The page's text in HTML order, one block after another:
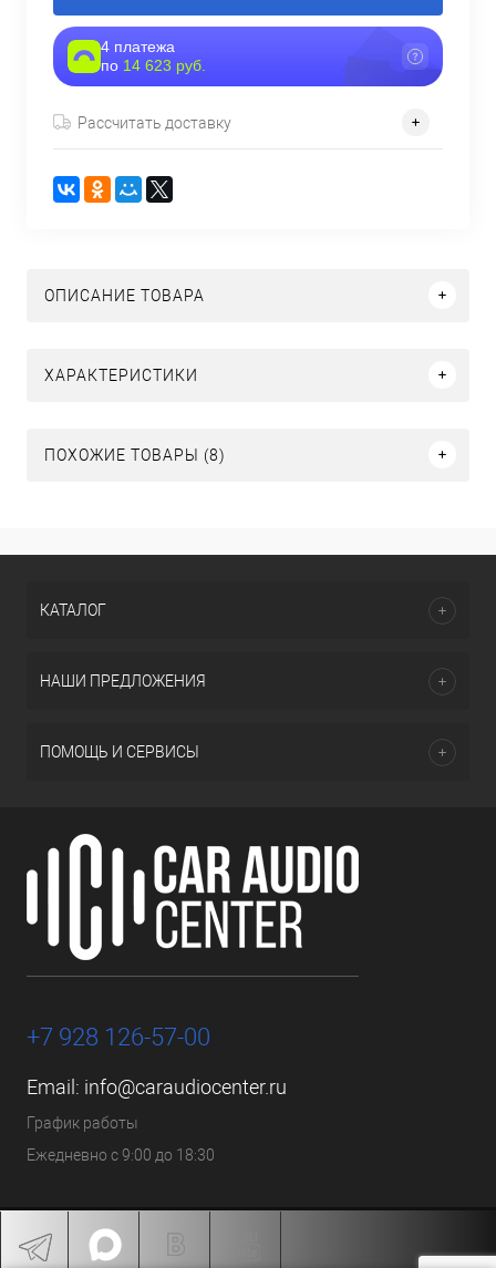
4 платежа
по 14 623 руб.
Рассчитать доставку
ОПИСАНИЕ ТОВАРА
ХАРАКТЕРИСТИКИ
ПОХОЖИЕ ТОВАРЫ (8)
КАТАЛОГ
НАШИ ПРЕДЛОЖЕНИЯ
ПОМОЩЬ И СЕРВИСЫ
+7 928 126-57-00
Email: info@caraudiocenter.ru
График работы
Ежедневно с 9:00 до 18:30